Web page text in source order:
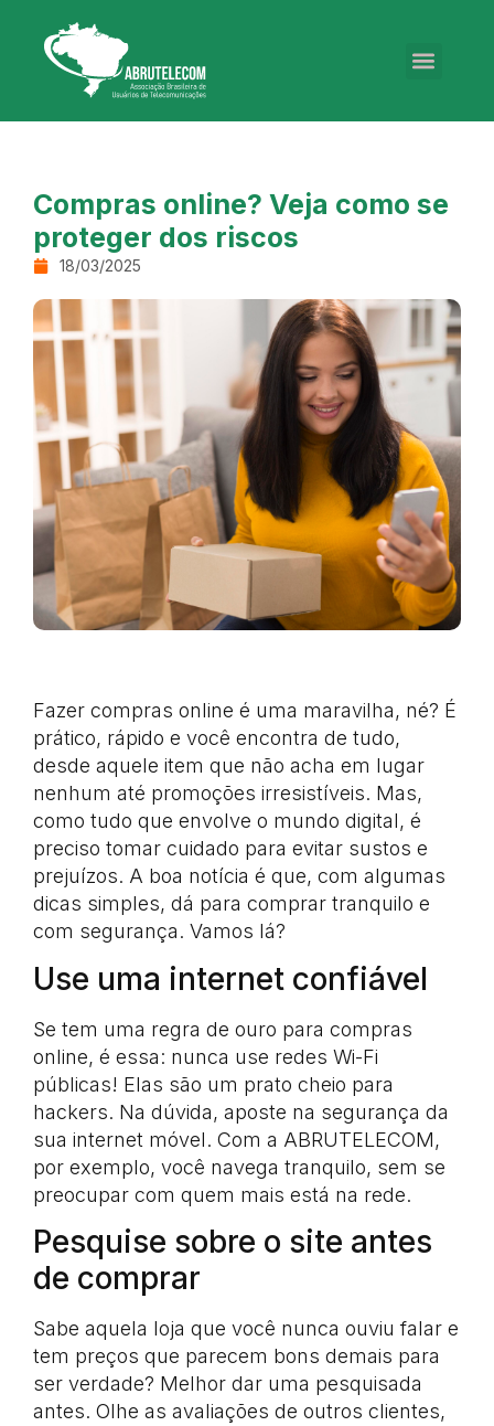
Compras online? Veja como se
proteger dos riscos
18/03/2025
Fazer compras online é uma maravilha, né? É
prático, rápido e você encontra de tudo,
desde aquele item que não acha em lugar
nenhum até promoções irresistíveis. Mas,
como tudo que envolve o mundo digital, é
preciso tomar cuidado para evitar sustos e
prejuízos. A boa notícia é que, com algumas
dicas simples, dá para comprar tranquilo e
com segurança. Vamos lá?
Use uma internet confiável
Se tem uma regra de ouro para compras
online, é essa: nunca use redes Wi-Fi
públicas! Elas são um prato cheio para
hackers. Na dúvida, aposte na segurança da
sua internet móvel. Com a ABRUTELECOM,
por exemplo, você navega tranquilo, sem se
preocupar com quem mais está na rede.
Pesquise sobre o site antes
de comprar
Sabe aquela loja que você nunca ouviu falar e
tem preços que parecem bons demais para
ser verdade? Melhor dar uma pesquisada
antes. Olhe as avaliações de outros clientes,